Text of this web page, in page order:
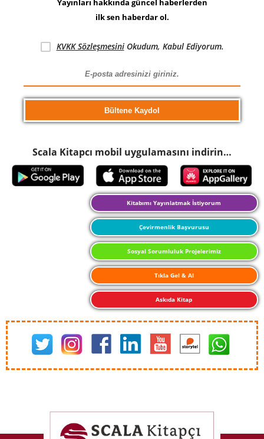
Yayınları hakkında güncel haberlerden
ilk sen haberdar ol.
KVKK SözleşmesiniOkudum, Kabul Ediyorum.
Scala Kitapcı mobil uygulamasını indirin…
Kitabımı Yayınlatmak İstiyorum
Çevirmenlik Başvurusu
Sosyal Sorumluluk Projelerimiz
Tıkla Gel & Al
Askıda Kitap